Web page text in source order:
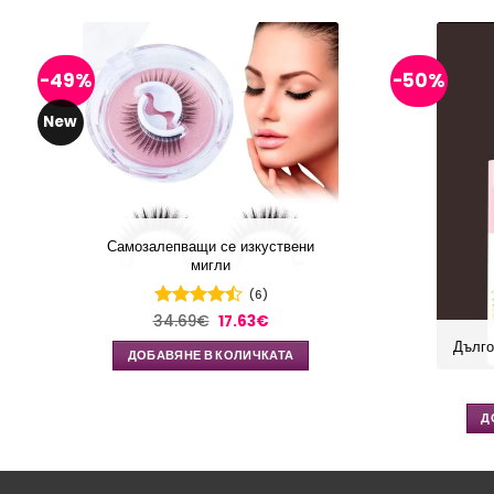
-49%
New
Самозалепващи се изкуствени
мигли
Оценено
с4.5от
5
(6)
34.69€ Original
was:
34.69€.
17.63€Текущата
е:
17.63€.
ДОБАВЯНЕ В КОЛИЧКАТА
-50%